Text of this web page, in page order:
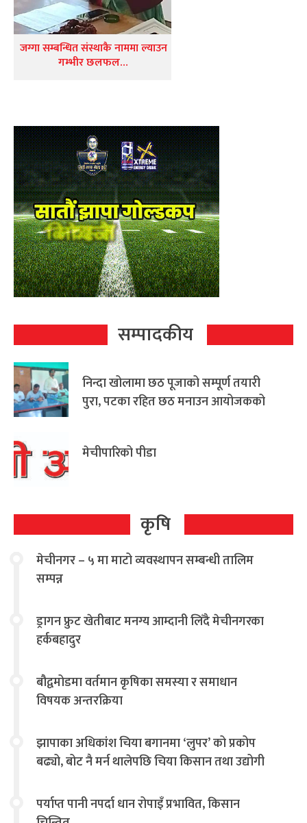
जग्गा सम्बन्धित संस्थाकै नाममा ल्याउन
गम्भीर छलफल…
सम्पादकीय
निन्दा खोलामा छठ पूजाको सम्पूर्ण तयारी
पुरा, पटका रहित छठ मनाउन आयोजकको
मेचीपारिको पीडा
कृषि
मेचीनगर – ५ मा माटो व्यवस्थापन सम्बन्धी तालिम
सम्पन्न
ड्रागन फ्रुट खेतीबाट मनग्य आम्दानी लिँदै मेचीनगरका
हर्कबहादुर
बौद्वमोडमा वर्तमान कृषिका समस्या र समाधान
विषयक अन्तरक्रिया
झापाका अधिकांश चिया बगानमा ‘लुपर’ को प्रकोप
बढ्यो, बोट नै मर्न थालेपछि चिया किसान तथा उद्योगी
पर्याप्त पानी नपर्दा धान रोपाइँ प्रभावित, किसान